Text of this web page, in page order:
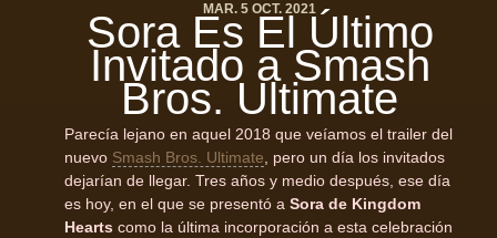
MAR. 5 OCT. 2021
Sora Es El Último
Invitado a Smash
Bros. Ultimate
Parecía lejano en aquel 2018 que veíamos el trailer del
nuevo Smash Bros. Ultimate , pero un día los invitados
dejarían de llegar. Tres años y medio después, ese día
es hoy, en el que se presentó a Sora de Kingdom
Hearts como la última incorporación a esta celebración